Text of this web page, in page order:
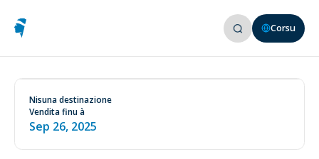
Corsu
Nisuna destinazione
Vendita finu à
Sep 26, 2025